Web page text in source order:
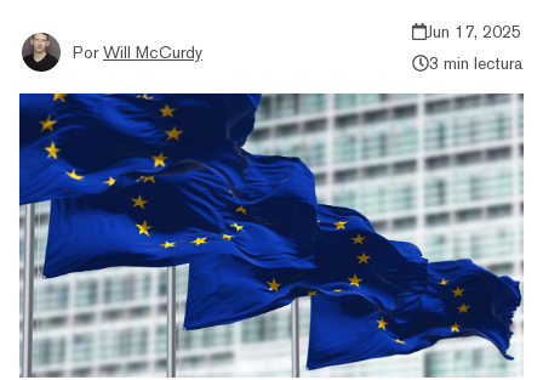
Por Will McCurdy
Jun 17, 2025
3 min lectura